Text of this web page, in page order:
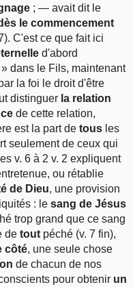
; — avait dit le
le commencement
C'est ce que fait ici
d'abord
dans le Fils, maintenant
la foi le droit d'être
distinguer la relation
de cette relation,
est la part de tous les
seulement de ceux qui
v. 6 à 2 v. 2 expliquent
ou rétablie
de Dieu, une provision
: le sang de Jésus
trop grand que ce sang
de tout péché (v. 7 fin),
côté, une seule chose
de chacun de nos
pour obtenir un